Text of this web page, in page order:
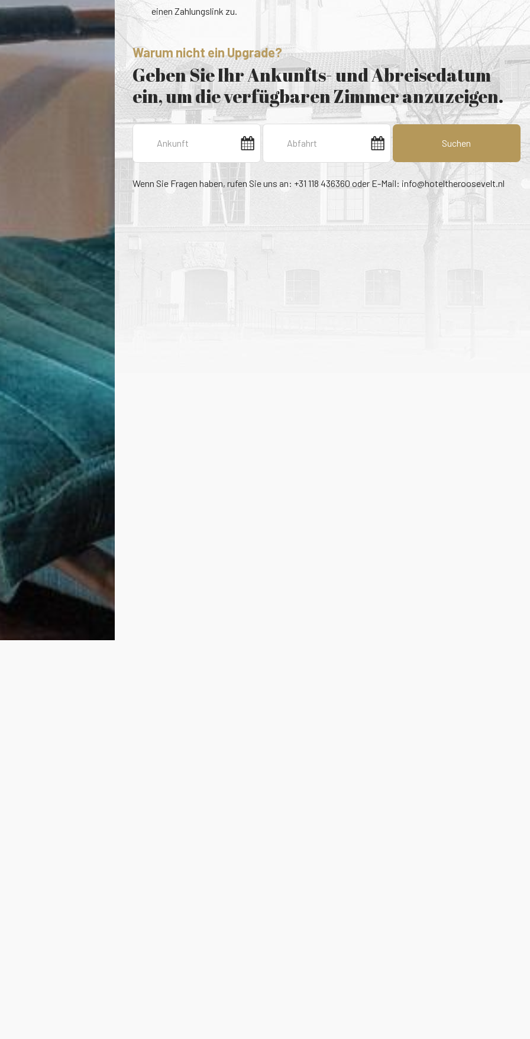
einen Zahlungslink zu.
Warum nicht ein Upgrade?
Geben Sie Ihr Ankunfts- und Abreisedatum
ein, um die verfügbaren Zimmer anzuzeigen.
Suchen
Wenn Sie Fragen haben, rufen Sie uns an: +31 118 436360 oder E-Mail: info@hoteltheroosevelt.nl